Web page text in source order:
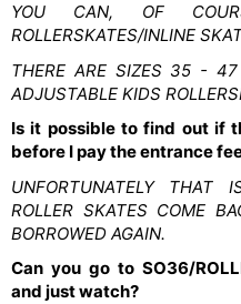
YOU CAN, OF
ROLLERSKATES/INLINE
THERE ARE SIZES 35 -
ADJUSTABLE KIDS
Is it possible to find out if
before I pay the entrance
UNFORTUNATELY THAT
ROLLER SKATES COME
BORROWED AGAIN.
Can you go to SO36/
and just watch?